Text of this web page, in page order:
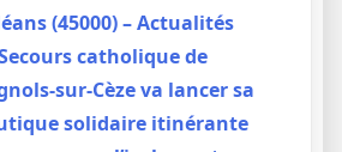
(45000) – Actualités
catholique de
sur-Cèze va lancer sa
solidaire itinérante